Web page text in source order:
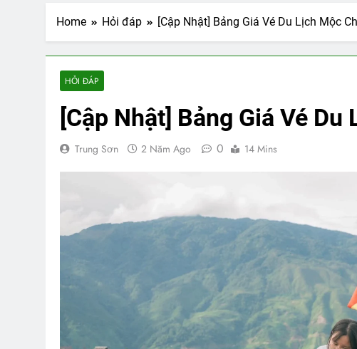
Home Hỏi đáp [Cập Nhật] Bảng Giá Vé Du Lịch Mộc
HỎI ĐÁP
[Cập Nhật] Bảng Giá Vé
Trung Sơn 2 Năm Ago 0 14 Mins